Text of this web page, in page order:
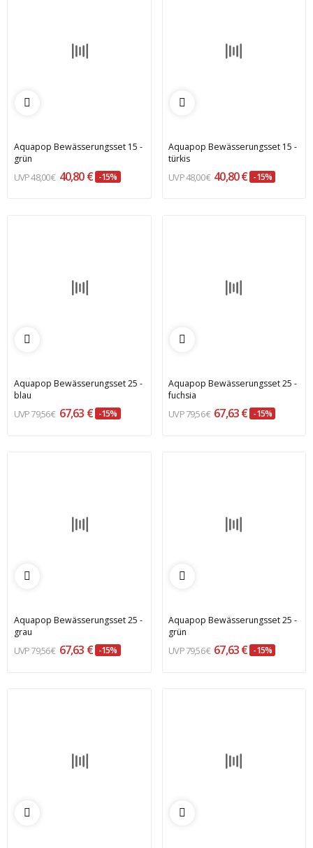
Aquapop Bewässerungsset 15 -
grün
48,00 € 40,80 € -15%
Aquapop Bewässerungsset 15 -
türkis
48,00 € 40,80 € -15%
Aquapop Bewässerungsset 25 -
blau
79,56 € 67,63 € -15%
Aquapop Bewässerungsset 25 -
fuchsia
79,56 € 67,63 € -15%
Aquapop Bewässerungsset 25 -
grau
79,56 € 67,63 € -15%
Aquapop Bewässerungsset 25 -
grün
79,56 € 67,63 € -15%